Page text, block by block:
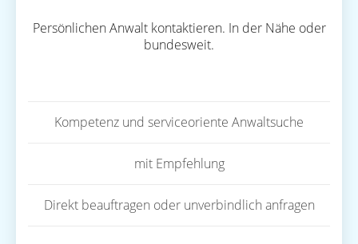
Persönlichen Anwalt kontaktieren. In der Nähe oder
bundesweit.
Kompetenz und serviceoriente Anwaltsuche
mit Empfehlung
Direkt beauftragen oder unverbindlich anfragen